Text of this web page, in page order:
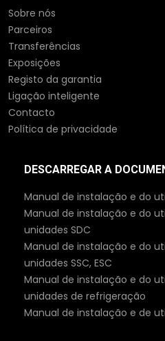
Sobre nós
Parceiros
Transferências
Exposições
Registo da garantia
Ligação inteligente
Contacto
Política de privacidade
DESCARREGAR A
Manual de instalação e do
Manual de instalação e do
unidades SDC
Manual de instalação e do
unidades SSC, ESC
Manual de instalação e do
unidades de refrigeração
Manual de instalação e de